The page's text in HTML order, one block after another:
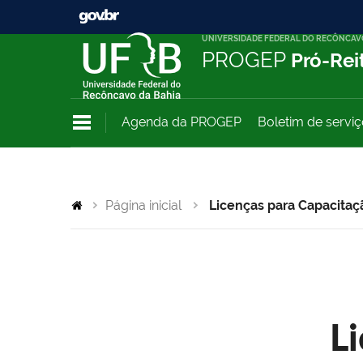
UNIVERSIDADE FEDERAL DO
PROGEP Pró-
Agenda da PROGEP Boletim de
Página inicial Licenças para